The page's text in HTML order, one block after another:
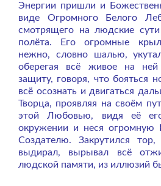
Энергии пришли и
виде Огромного Белого
смотрящего на людские
полёта. Его огромные
нежно, словно шалью,
оберегая всё живое на
защиту, говоря, что бояться
всё осознать и двигаться
Творца, проявляя на своём
этой Любовью, видя её
окружении и неся огромную
Создателю.Закрутился
выдирал, вырывал всё
людской памяти, из иллюзий